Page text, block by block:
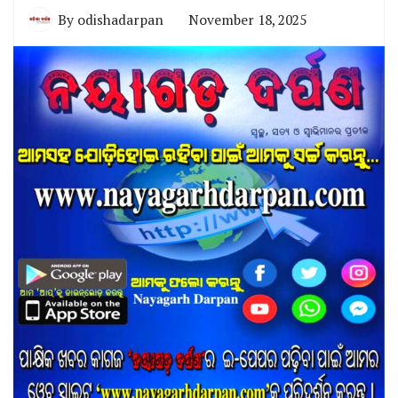
By odishadarpan November 18, 2025